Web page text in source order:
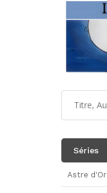
Séries
Astre d'Or